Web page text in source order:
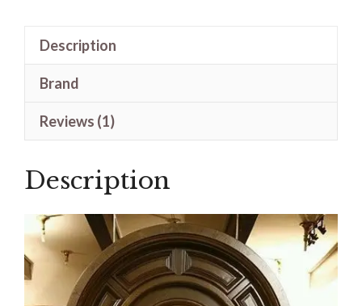
quantity
Description
Brand
Reviews (1)
Description